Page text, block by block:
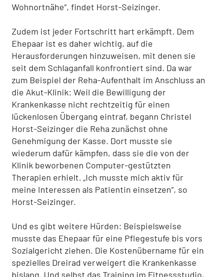
Wohnortnähe“, findet Horst-Seizinger.
Zudem ist jeder Fortschritt hart erkämpft. Dem
Ehepaar ist es daher wichtig, auf die
Herausforderungen hinzuweisen, mit denen sie
seit dem Schlaganfall konfrontiert sind. Da war
zum Beispiel der Reha-Aufenthalt im Anschluss an
die Akut-Klinik: Weil die Bewilligung der
Krankenkasse nicht rechtzeitig für einen
lückenlosen Übergang eintraf, begann Christel
Horst-Seizinger die Reha zunächst ohne
Genehmigung der Kasse. Dort musste sie
wiederum dafür kämpfen, dass sie die von der
Klinik beworbenen Computer-gestützten
Therapien erhielt. „Ich musste mich aktiv für
meine Interessen als Patientin einsetzen“, so
Horst-Seizinger.
Und es gibt weitere Hürden: Beispielsweise
musste das Ehepaar für eine Pflegestufe bis vors
Sozialgericht ziehen. Die Kostenübername für ein
spezielles Dreirad verweigert die Krankenkasse
bislang. Und selbst das Training im Fitnessstudio,